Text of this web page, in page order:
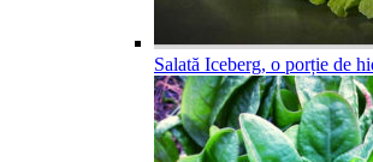
Salată Iceberg, o porție de